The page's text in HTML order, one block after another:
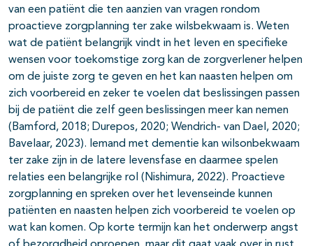
van een patiënt die ten aanzien van vragen rondom
proactieve zorgplanning ter zake wilsbekwaam is. Weten
wat de patiënt belangrijk vindt in het leven en specifieke
wensen voor toekomstige zorg kan de zorgverlener helpen
om de juiste zorg te geven en het kan naasten helpen om
zich voorbereid en zeker te voelen dat beslissingen passen
bij de patiënt die zelf geen beslissingen meer kan nemen
(Bamford, 2018; Durepos, 2020; Wendrich- van Dael, 2020;
Bavelaar, 2023). Iemand met dementie kan wilsonbekwaam
ter zake zijn in de latere levensfase en daarmee spelen
relaties een belangrijke rol (Nishimura, 2022). Proactieve
zorgplanning en spreken over het levenseinde kunnen
patiënten en naasten helpen zich voorbereid te voelen op
wat kan komen. Op korte termijn kan het onderwerp angst